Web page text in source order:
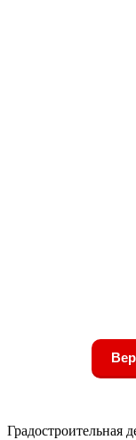
Градостроительная